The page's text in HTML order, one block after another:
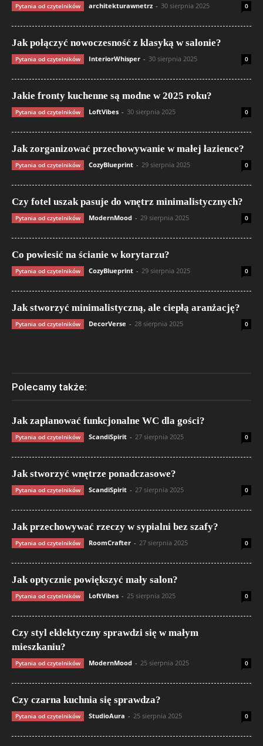
Pytania od czytelników architekturawnetrz - 30 sierpnia 2025 0
Jak połączyć nowoczesność z klasyką w salonie?
Pytania od czytelników InteriorWhisper - 30 sierpnia 2025 0
Jakie fronty kuchenne są modne w 2025 roku?
Pytania od czytelników LoftVibes - 30 sierpnia 2025 0
Jak zorganizować przechowywanie w małej łazience?
Pytania od czytelników CozyBlueprint - 29 sierpnia 2025 0
Czy fotel uszak pasuje do wnętrz minimalistycznych?
Pytania od czytelników ModernMood - 29 sierpnia 2025 0
Co powiesić na ścianie w korytarzu?
Pytania od czytelników CozyBlueprint - 29 sierpnia 2025 0
Jak stworzyć minimalistyczną, ale ciepłą aranżację?
Pytania od czytelników DecorVerse - 28 sierpnia 2025 0
Polecamy także:
Jak zaplanować funkcjonalne WC dla gości?
Pytania od czytelników ScandiSpirit - 27 sierpnia 2025 0
Jak stworzyć wnętrze ponadczasowe?
Pytania od czytelników ScandiSpirit - 27 sierpnia 2025 0
Jak przechowywać rzeczy w sypialni bez szafy?
Pytania od czytelników RoomCrafter - 27 sierpnia 2025 0
Jak optycznie powiększyć mały salon?
Pytania od czytelników LoftVibes - 25 sierpnia 2025 0
Czy styl eklektyczny sprawdzi się w małym
mieszkaniu?
Pytania od czytelników ModernMood - 25 sierpnia 2025 0
Czy czarna kuchnia się sprawdza?
Pytania od czytelników StudioAura - 25 sierpnia 2025 0